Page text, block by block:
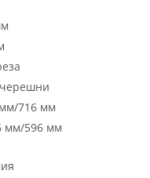
716 мм
мм/596 мм